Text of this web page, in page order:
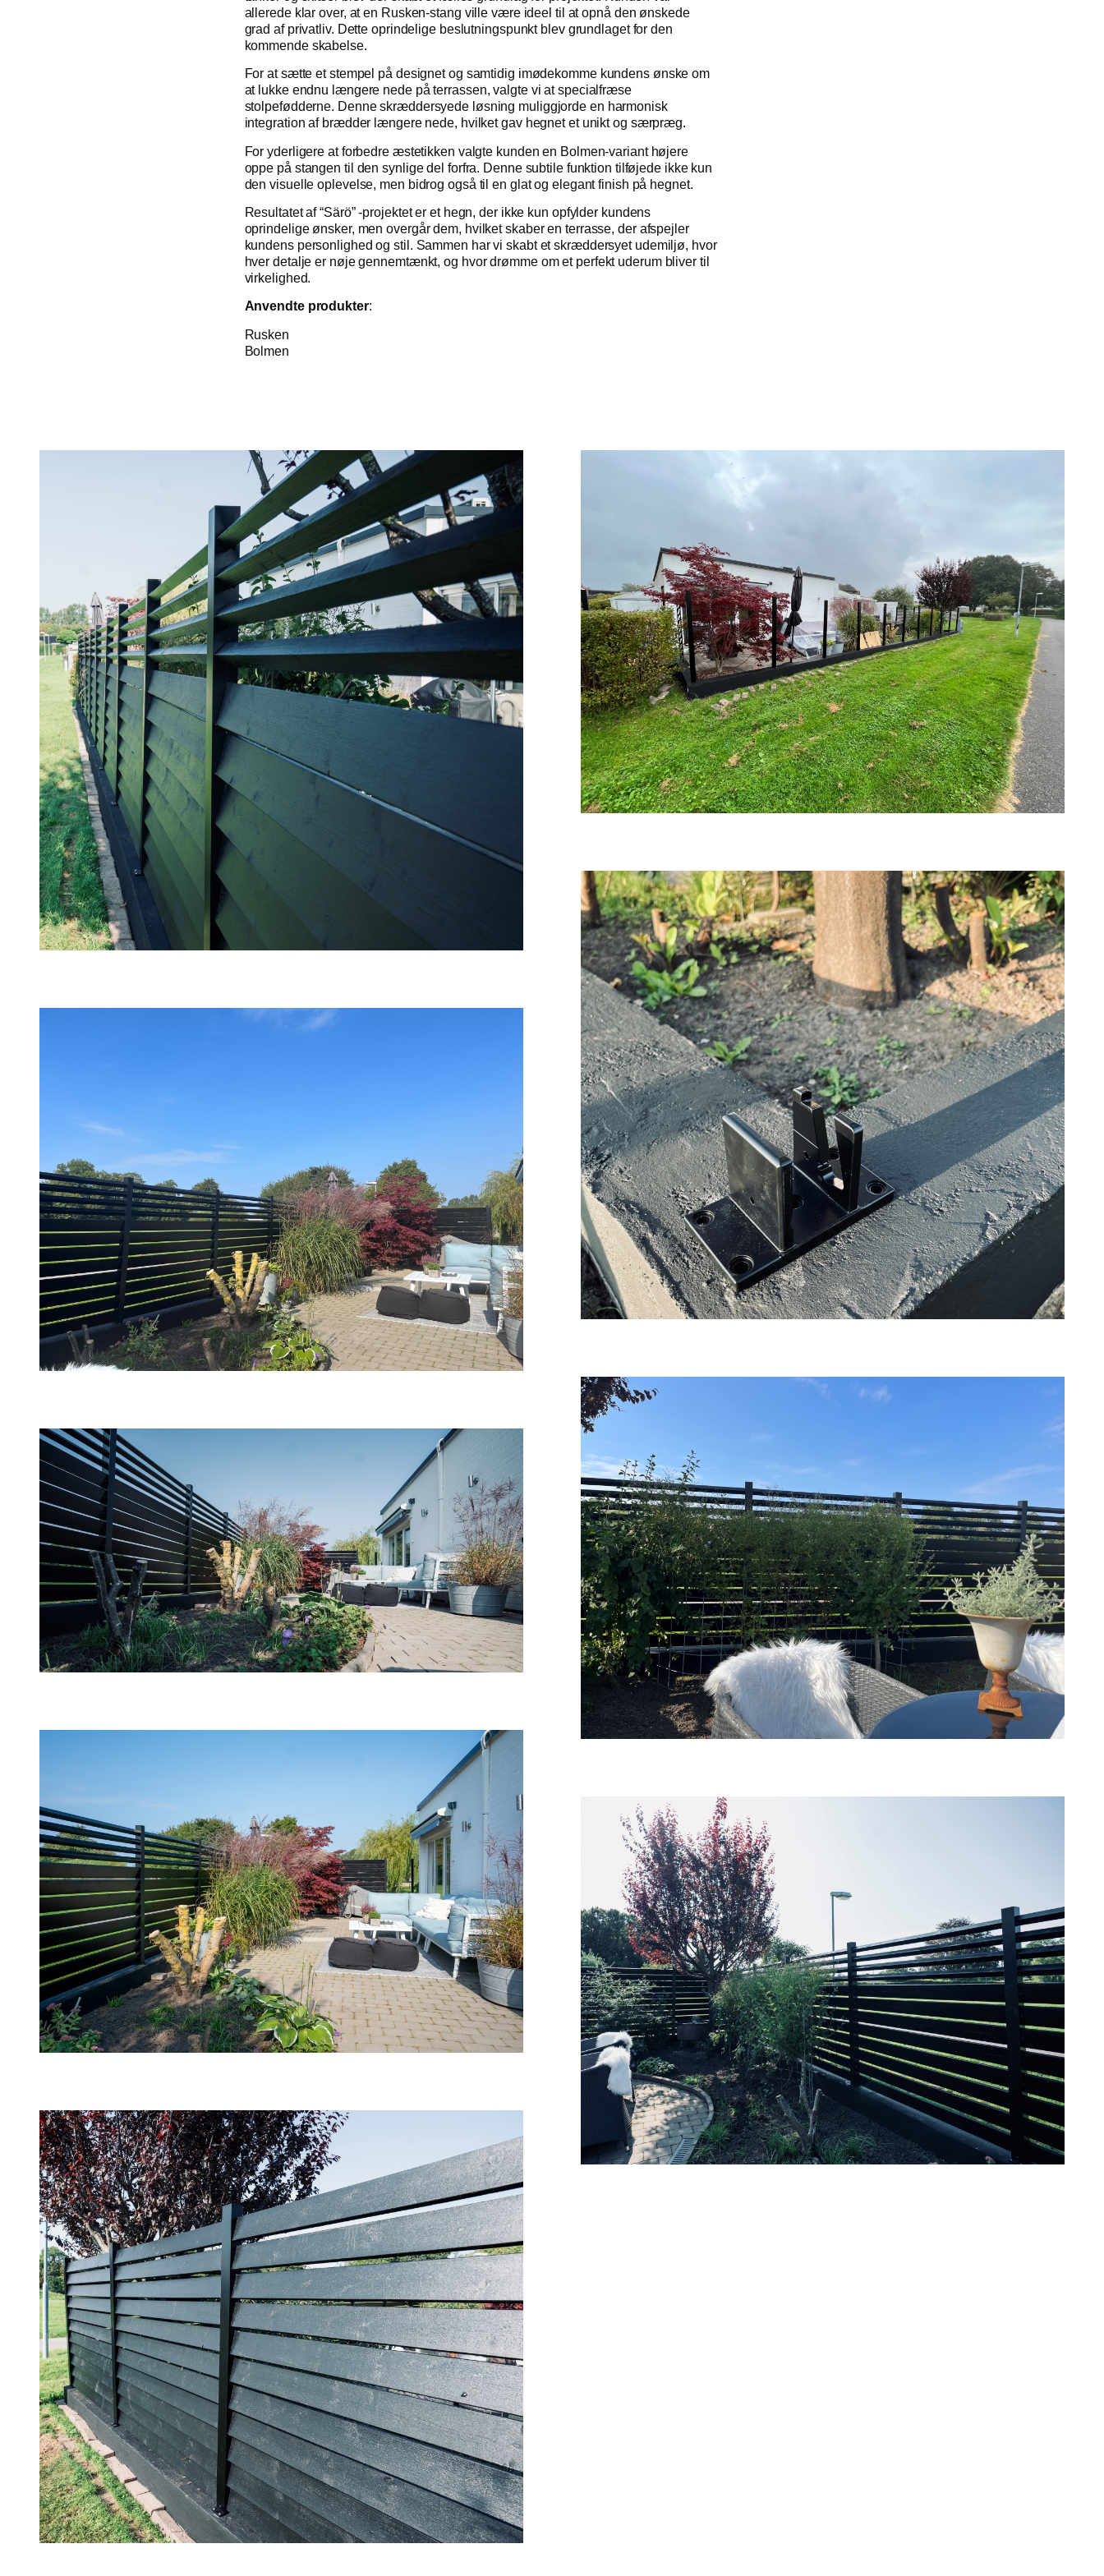
allerede klar over, at en Rusken-stang ville være ideel til at opnå den ønskede
grad af privatliv. Dette oprindelige beslutningspunkt blev grundlaget for den
kommende skabelse.
For at sætte et stempel på designet og samtidig imødekomme kundens ønske om
at lukke endnu længere nede på terrassen, valgte vi at specialfræse
stolpefødderne. Denne skræddersyede løsning muliggjorde en harmonisk
integration af brædder længere nede, hvilket gav hegnet et unikt og særpræg.
For yderligere at forbedre æstetikken valgte kunden en Bolmen-variant højere
oppe på stangen til den synlige del forfra. Denne subtile funktion tilføjede ikke kun
den visuelle oplevelse, men bidrog også til en glat og elegant finish på hegnet.
Resultatet af “Särö” -projektet er et hegn, der ikke kun opfylder kundens
oprindelige ønsker, men overgår dem, hvilket skaber en terrasse, der afspejler
kundens personlighed og stil. Sammen har vi skabt et skræddersyet udemiljø, hvor
hver detalje er nøje gennemtænkt, og hvor drømme om et perfekt uderum bliver til
virkelighed.
Anvendte produkter:
Rusken
Bolmen